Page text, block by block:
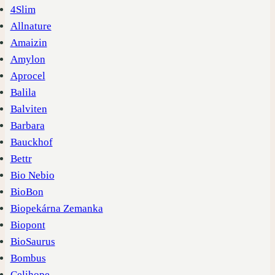
4Slim
Allnature
Amaizin
Amylon
Aprocel
Balila
Balviten
Barbara
Bauckhof
Bettr
Bio Nebio
BioBon
Biopekárna Zemanka
Biopont
BioSaurus
Bombus